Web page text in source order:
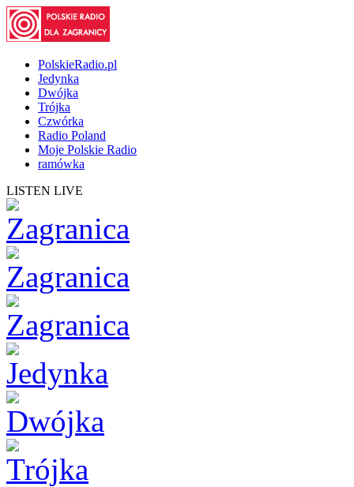
PolskieRadio.pl
Jedynka
Dwójka
Trójka
Czwórka
Radio Poland
Moje Polskie Radio
ramówka
LISTEN LIVE